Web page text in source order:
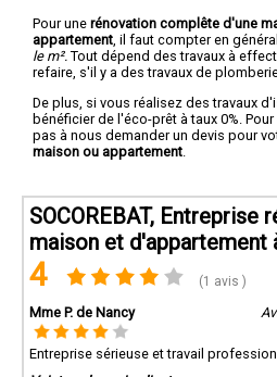
Pour une rénovation complête d'une
appartement , il faut compter en général
le m². Tout dépend des travaux à
refaire, s'il y a des travaux de plomberie
De plus, si vous réalisez des travaux
bénéficier de l'éco-prêt à taux 0%.
pas à nous demander un devis pour
maison ou appartement
SOCOREBAT, Entreprise
maison et d'appartement
4 (1 avis )
Mme P. de Nancy
Entreprise sérieuse et travail